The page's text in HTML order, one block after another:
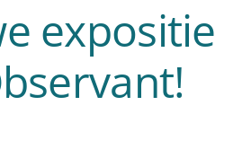
expositie